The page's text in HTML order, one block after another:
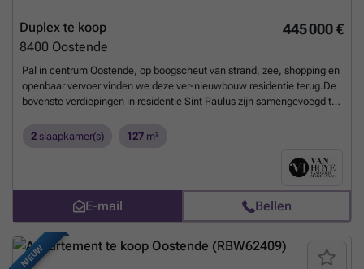
445 000 €
Duplex te koop
8400 Oostende
Pal in centrum Oostende, op boogscheut van strand, zee, shopping en
openbaar vervoer vinden we deze ver-nieuwbouw residentie terug.De
bovenste verdiepingen in residentie Sint Paulus zijn samengevoegd tot
Dit pareltje omvat een prachtige woonkamer met open ingerichte
12m2. De dakverdieping omvat nog twee prachtige slaapkamers met
moderne badkamer en berging, die eventueel mogelijkheid bied tot
het onwerpen van een dressing aansluitend aan de master-bedroom.
Oplevering voorzien najaar 2026 - Zo goed als nieuwbouw, maar
verkoop onder registratiestelsel!Meer weten?
2 slaapkamer(s) 127 m²
E-mail Bellen
NIEUW